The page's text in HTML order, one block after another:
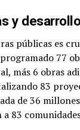
y
públicas es
77
más 6 obras
83
de 36
83